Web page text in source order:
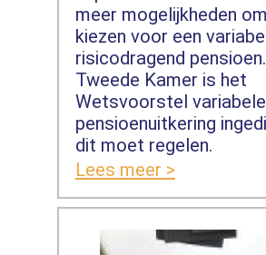
meer mogelijkheden
kiezen voor een
risicodragend
Tweede Kamer is het
Wetsvoorstel variabele
pensioenuitkering
dit moet regelen.
Lees meer >